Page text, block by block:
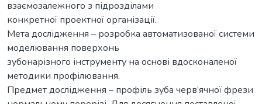
взаємозалежного з підрозділами
конкретної проектної організації.
Мета дослідження – розробка автоматизованої системи
моделювання поверхонь
зубонарізного інструменту на основі вдосконаленої
методики профілювання.
Предмет дослідження – профіль зуба черв’ячної фрези